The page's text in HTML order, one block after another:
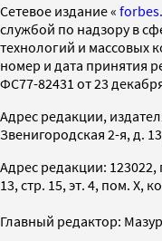
Cетевое издание «
службой по надзору в
технологий и массовых
номер и дата принятия
ФС77-82431 от 23
Адрес редакции,
Звенигородская 2-я, д.
Адрес редакции: 123022,
13, стр. 15, эт. 4, пом. X,
Главный редактор: